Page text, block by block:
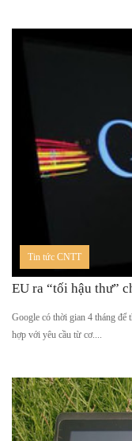
Tin tức CNTT
EU ra “tối hậu thư”
Google có thời gian 4 tháng để
hợp với yêu cầu từ cơ....